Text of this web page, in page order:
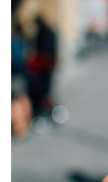
baklava 430, sütlü
diğer dondurma
vücuda enerji